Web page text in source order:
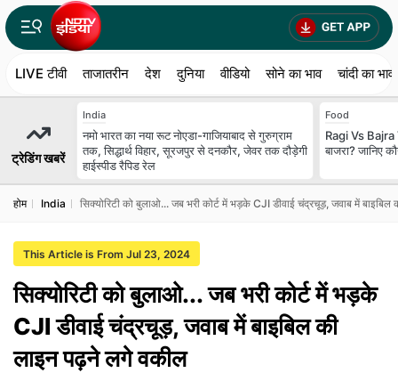
LIVE टीवी ताजातरीन देश दुनिया वीडियो सोने का भाव चांदी का भाव
ट्रेडिंग खबरें
India
नमो भारत का नया रूट नोएडा-गाजियाबाद से गुरुग्राम
तक, सिद्धार्थ विहार, सूरजपुर से दनकौर, जेवर तक दौड़ेगी
हाईस्पीड रैपिड रेल
Food
Ragi Vs Bajra
बाजरा? जानिए
होम India सिक्योरिटी को बुलाओ... जब भरी कोर्ट में भड़के CJI डीवाई चंद्रचूड़, जवाब में
This Article is From Jul 23, 2024
सिक्योरिटी को बुलाओ... जब भरी कोर्ट में भड़के
CJI डीवाई चंद्रचूड़, जवाब में बाइबिल की
लाइन पढ़ने लगे वकील